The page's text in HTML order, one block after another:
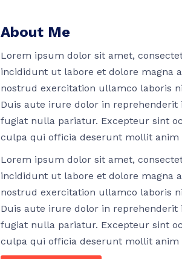
About Me
Lorem ipsum dolor sit amet,
incididunt ut labore et dolore magna
nostrud exercitation ullamco laboris
Duis aute irure dolor in
fugiat nulla pariatur. Excepteur sint
culpa qui officia deserunt mollit anim
Lorem ipsum dolor sit amet,
incididunt ut labore et dolore magna
nostrud exercitation ullamco laboris
Duis aute irure dolor in
fugiat nulla pariatur. Excepteur sint
culpa qui officia deserunt mollit anim